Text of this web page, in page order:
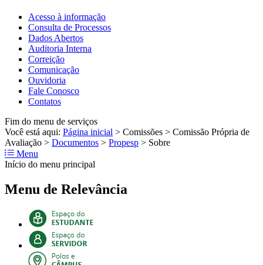
Acesso à informação
Consulta de Processos
Dados Abertos
Auditoria Interna
Correição
Comunicação
Ouvidoria
Fale Conosco
Contatos
Fim do menu de serviços
Você está aqui: Página inicial > Comissões > Comissão Própria de
Avaliação > Documentos > Propesp > Sobre
Menu
Início do menu principal
Menu de Relevância